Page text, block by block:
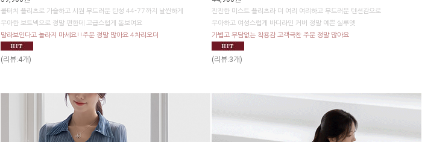
쿨터치 플리츠로 가슬하고 시원 부드러운 탄성 44-77까지 날씬하게
우아한 보트넥으로 정말 편한데 고급스럽게 돋보여요
말라보인다고 놀라지 마세요!!주문 정말 많아요 4차리오더
(리뷰:4개)
잔잔한 미스트 플리츠라 더 여리 여리하고 부드러운 텐션감으로
우아하고 여성스럽게 바디라인 커버 정말 예쁜 실루엣
가볍고 부담없는 착용감 고객극찬 주문 정말 많아요
(리뷰:3개)